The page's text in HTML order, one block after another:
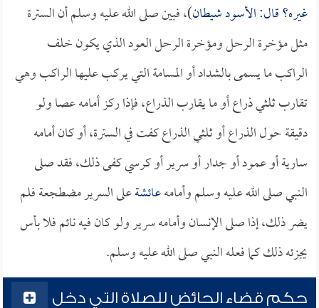
غيره؟ قال: الأسود شيطان)، فبين صلى الله عليه وسلم أن السترة
مثل مؤخرة الرحل ومؤخرة الرحل العود الذي يكون خلف
الراكب ما يسمى بالشداد أو المسامة التي يركب عليها الراكب وهي
تقارب ثلثي ذراع أو ما يقارب الذراع، فإذا ركز أمامه عصا ولو
دقيقة حول الذراع أو ثلثي الذراع كفت في السترة، أو كان أمامه
سارية أو عمود أو جدار أو سرير أو كرسي كفى ذلك، فقد صلى
النبي صلى الله عليه وسلم وأمامهعائشةعلى السرير مضطجعة فلم
يضر ذلك، إذا صلى الإنسان وأمامه سرير ولو كان فيه نائم فلا بأس
يجزئه ذلك كما فعله النبي صلى الله عليه وسلم.
حكم قضاء الحائض للصلاة التي دخل